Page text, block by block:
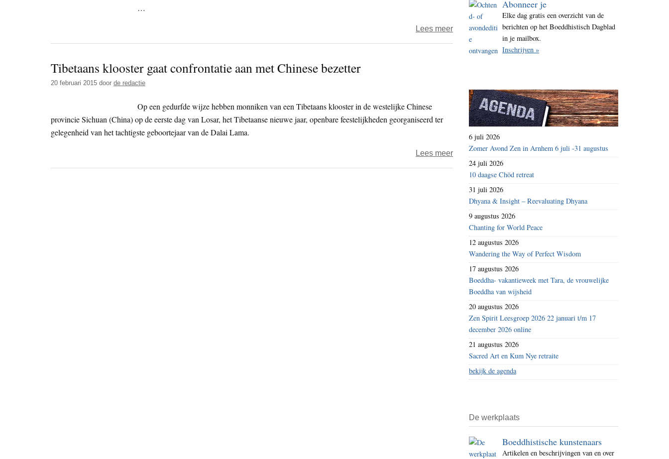
i
t
…
Lees meerover
Ardan
Tibetaans klooster gaat confrontatie aan met Chinese bezetter
20 februari 2015 door de redactie
Op een gedurfde wijze hebben monniken van een Tibetaans klooster in de westelijke Chinese
provincie Sichuan (China) op de eerste dag van Losar, het Tibetaanse nieuwe jaar, openbare feestelijkheden georganiseerd ter
gelegenheid van het tachtigste geboortejaar van de Dalai Lama.
Lees meerover
Tibetaans
klooster
confrontatie
Chinese
bezetter
Abonneer je
Elke dag gratis een overzicht van de
berichten op het Boeddhistisch Dagblad
in je mailbox.
Inschrijven »
6 juli 2026
Zomer Avond Zen in Arnhem 6 juli -31 augustus
24 juli 2026
10 daagse Chöd retreat
31 juli 2026
Dhyana & Insight – Reevaluating Dhyana
9 augustus 2026
Chanting for World Peace
12 augustus 2026
Wandering the Way of Perfect Wisdom
17 augustus 2026
Boeddha- vakantieweek met Tara, de vrouwelijke
Boeddha van wijsheid
20 augustus 2026
Zen Spirit Leesgroep 2026 22 januari t/m 17
december 2026 online
21 augustus 2026
Sacred Art en Kum Nye retraite
bekijk de agenda
De werkplaats
Boeddhistische kunstenaars
Artikelen en beschrijvingen van en over